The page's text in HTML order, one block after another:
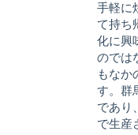
手軽に
て持ち
化に興
のでは
もなか
す。群
であり
で生産